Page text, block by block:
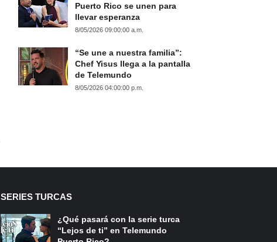
Puerto Rico se unen para
llevar esperanza
8/05/2026 09:00:00 a.m.
“Se une a nuestra familia”:
Chef Yisus llega a la pantalla
de Telemundo
8/05/2026 04:00:00 p.m.
SERIES TURCAS
¿Qué pasará con la serie turca
“Lejos de ti” en Telemundo